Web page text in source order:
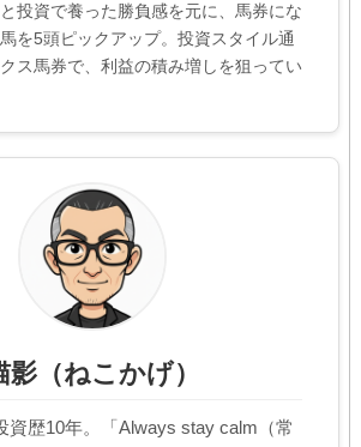
投資で養った勝負感を元に、馬券にな
を5頭ピックアップ。投資スタイル通
ス馬券で、利益の積み増しを狙ってい
影（ねこかげ）
資歴10年。「Always stay calm（常